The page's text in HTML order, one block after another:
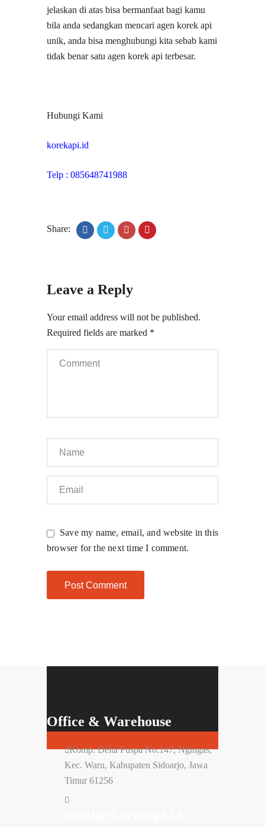
jelaskan di atas bisa bermanfaat bagi kamu
bila anda sedangkan mencari agen korek api
unik, anda bisa menghubungi kita sebab kami
tidak benar satu agen korek api terbesar.
Hubungi Kami
korekapi.id
Telp : 085648741988
Share:
Leave a Reply
Your email address will not be published.
Required fields are marked *
Save my name, email, and website in this
browser for the next time I comment.
Office & Warehouse
Komp. Delta Puspa No.147, Ngingas,
Kec. Waru, Kabupaten Sidoarjo, Jawa
Timur 61256